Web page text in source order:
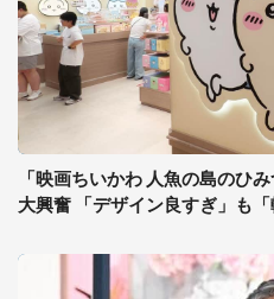
「映画ちいかわ 人魚の島のひ
大興奮 「デザイン良すぎ」も「